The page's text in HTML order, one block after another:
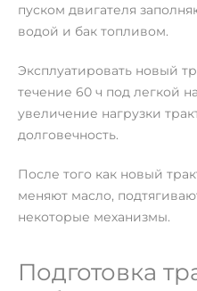
пуском двигателя
водой и бак топливом.
Эксплуатировать новый
течение 60 ч под легкой
увеличение нагрузки
долговечность.
После того как новый
меняют масло,
некоторые механизмы.
Подготовка